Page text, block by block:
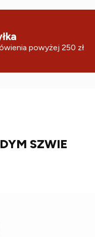
powyżej 250 zł
SZWIE